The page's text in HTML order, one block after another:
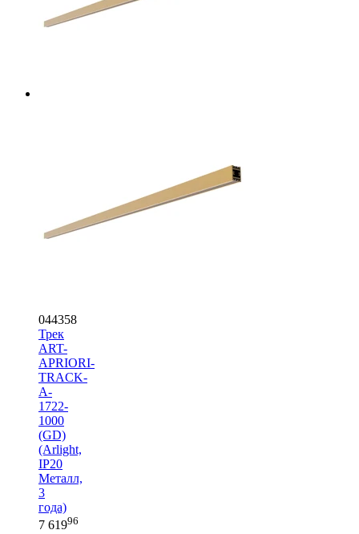
044358
Трек
ART-
APRIORI-
TRACK-
A-
1722-
1000
(GD)
(Arlight,
IP20
Металл,
3
года)
7 61996